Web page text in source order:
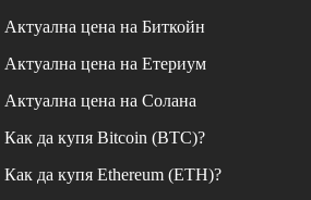
Актуална цена на Биткойн
Актуална цена на Етериум
Актуална цена на Солана
Как да купя Bitcoin (BTC)?
Как да купя Ethereum (ETH)?